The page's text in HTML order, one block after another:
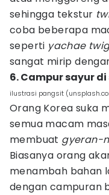
sehingga tekstur
coba beberapa
seperti yachae
sangat mirip
6. Campur sayur
ilustrasi pangsit
Orang Korea suka
semua macam
membuat gyeran-
Biasanya orang
menambah bahan
dengan campuran